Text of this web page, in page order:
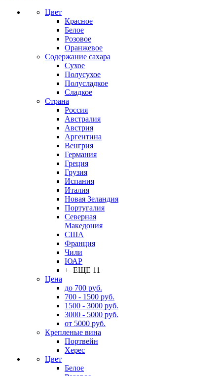
Цвет
Красное
Белое
Розовое
Оранжевое
Содержание сахара
Сухое
Полусухое
Полусладкое
Сладкое
Страна
Россия
Австралия
Австрия
Аргентина
Венгрия
Германия
Греция
Грузия
Испания
Италия
Новая Зеландия
Португалия
Северная
Македония
США
Франция
Чили
ЮАР
+ ЕЩЕ 11
Цена
до 700 руб.
700 - 1500 руб.
1500 - 3000 руб.
3000 - 5000 руб.
от 5000 руб.
Крепленые вина
Портвейн
Херес
Цвет
Белое